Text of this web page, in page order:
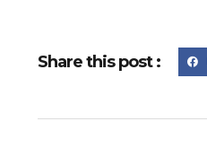
Share this post :